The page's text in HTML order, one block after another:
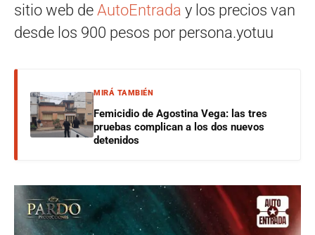
sitio web de AutoEntrada y los precios van
desde los 900 pesos por persona.yotuu
MIRÁ TAMBIÉN
Femicidio de Agostina Vega: las tres
pruebas complican a los dos nuevos
detenidos